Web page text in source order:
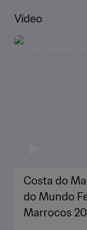
Vídeo
Costa do
do Mundo
Marrocos